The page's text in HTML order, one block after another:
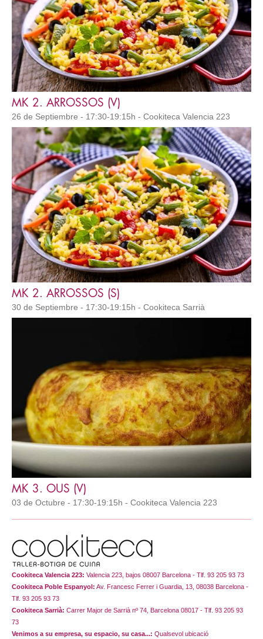
MK 2. ARROSSOS (V)
26 de Septiembre - 17:30-19:15h - Cookiteca Valencia 223
MK 2. ARROSSOS (S)
30 de Septiembre - 17:30-19:15h - Cookiteca Sarrià
MK 3. OUS (V)
03 de Octubre - 17:30-19:15h - Cookiteca Valencia 223
Cookiteca Valencia 223: Valencia 223, bajos 08007 Barcelona - Tlf. 93 205 93 73
Cookiteca Poble Espanyol: Av. Francesc Ferrer i Guardia, 13, 08038 Barcelona -
Tlf. 93 205 93 73
Cookiteca Sarrià: Carrer Major de Sarrià nº 74, Barcelona 08017 - Tlf. 93 205 93
73
Venimos a su empresa, su espacio, su casa...: Qualsevol ubicació